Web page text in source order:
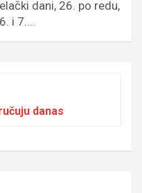
dani, 26. po redu,
i 7.…
danas